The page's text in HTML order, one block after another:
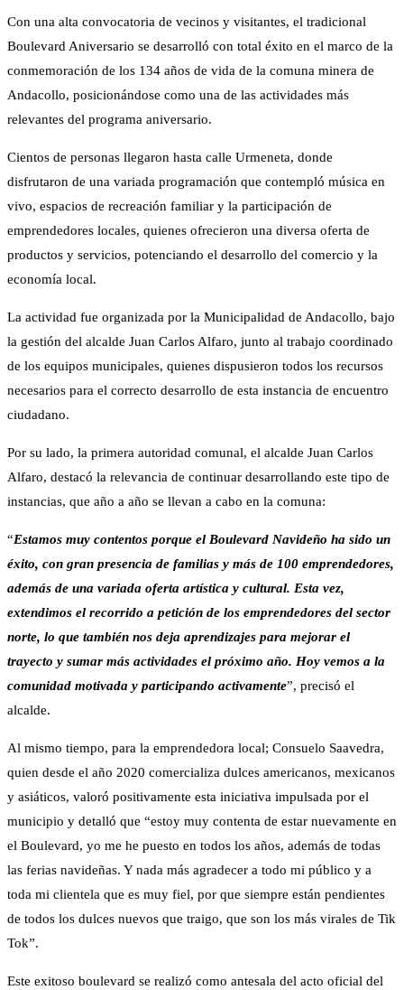
Con una alta convocatoria de vecinos y visitantes, el tradicional
Boulevard Aniversario se desarrolló con total éxito en el marco de la
conmemoración de los 134 años de vida de la comuna minera de
Andacollo, posicionándose como una de las actividades más
relevantes del programa aniversario.
Cientos de personas llegaron hasta calle Urmeneta, donde
disfrutaron de una variada programación que contempló música en
vivo, espacios de recreación familiar y la participación de
emprendedores locales, quienes ofrecieron una diversa oferta de
productos y servicios, potenciando el desarrollo del comercio y la
economía local.
La actividad fue organizada por la Municipalidad de Andacollo, bajo
la gestión del alcalde Juan Carlos Alfaro, junto al trabajo coordinado
de los equipos municipales, quienes dispusieron todos los recursos
necesarios para el correcto desarrollo de esta instancia de encuentro
ciudadano.
Por su lado, la primera autoridad comunal, el alcalde Juan Carlos
Alfaro, destacó la relevancia de continuar desarrollando este tipo de
instancias, que año a año se llevan a cabo en la comuna:
“Estamos muy contentos porque el Boulevard Navideño ha sido un
éxito, con gran presencia de familias y más de 100 emprendedores,
además de una variada oferta artística y cultural. Esta vez,
extendimos el recorrido a petición de los emprendedores del sector
norte, lo que también nos deja aprendizajes para mejorar el
trayecto y sumar más actividades el próximo año. Hoy vemos a la
comunidad motivada y participando activamente”, precisó el
alcalde.
Al mismo tiempo, para la emprendedora local; Consuelo Saavedra,
quien desde el año 2020 comercializa dulces americanos, mexicanos
y asiáticos, valoró positivamente esta iniciativa impulsada por el
municipio y detalló que “estoy muy contenta de estar nuevamente en
el Boulevard, yo me he puesto en todos los años, además de todas
las ferias navideñas. Y nada más agradecer a todo mi público y a
toda mi clientela que es muy fiel, por que siempre están pendientes
de todos los dulces nuevos que traigo, que son los más virales de Tik
Tok”.
Este exitoso boulevard se realizó como antesala del acto oficial del